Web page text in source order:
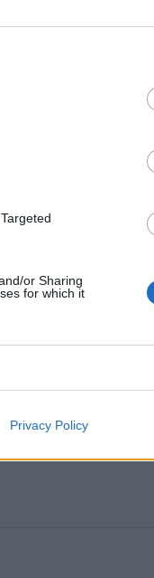
or Sharing
for which it
Privacy Policy